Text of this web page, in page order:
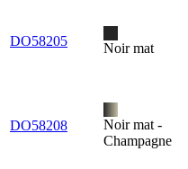
DO58205 Noir mat
DO58208
Noir mat -
Champagne